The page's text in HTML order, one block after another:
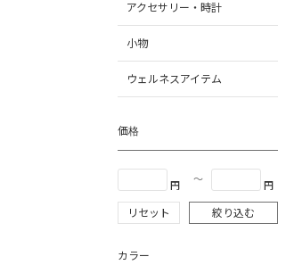
アクセサリー・時計
小物
ウェルネスアイテム
価格
円
〜
円
リセット 絞り込む
カラー